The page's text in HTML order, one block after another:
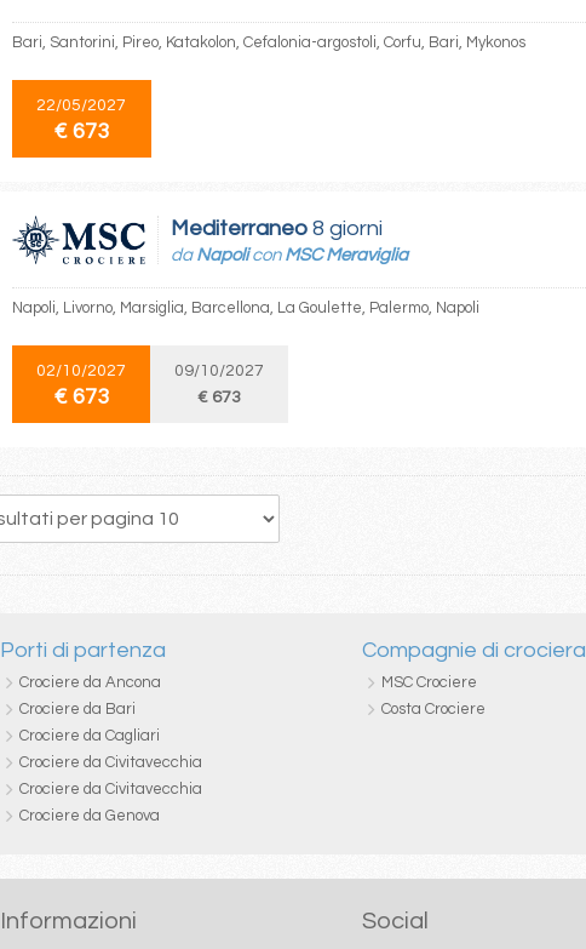
Bari, Santorini, Pireo, Katakolon, Cefalonia-argostoli, Corfu, Bari, Mykonos
22/05/2027
€ 673
Mediterraneo 8 giorni
da Napolicon MSC Meraviglia
Napoli, Livorno, Marsiglia, Barcellona, La Goulette, Palermo, Napoli
02/10/2027
€ 673
09/10/2027
€ 673
134 135 136 138
Porti di partenza
Crociere da Ancona
Crociere da Bari
Crociere da Cagliari
Crociere da Civitavecchia
Crociere da Civitavecchia
Crociere da Genova
Compagnie di crociera
MSC Crociere
Costa Crociere
Informazioni Social